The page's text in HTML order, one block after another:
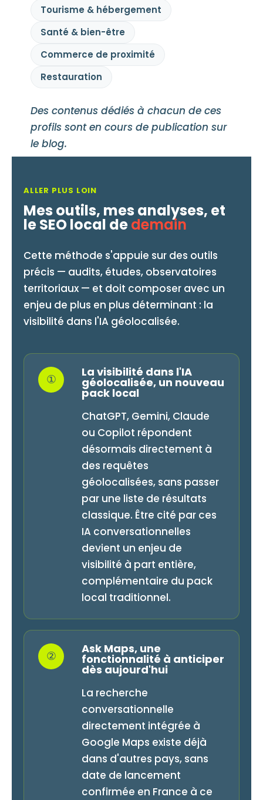
Tourisme & hébergement
Santé & bien-être
Commerce de proximité
Restauration
Des contenus dédiés à chacun de ces
profils sont en cours de publication sur
le blog.
ALLER PLUS LOIN
Mes outils, mes analyses, et
le SEO local dedemain
Cette méthode s'appuie sur des outils
précis — audits, études, observatoires
territoriaux — et doit composer avec un
enjeu de plus en plus déterminant : la
visibilité dans l'IA géolocalisée.
① La visibilité dans l'IA
géolocalisée, un nouveau
pack local
ChatGPT, Gemini, Claude
ou Copilot répondent
désormais directement à
des requêtes
géolocalisées, sans passer
par une liste de résultats
classique. Être cité par ces
IA conversationnelles
devient un enjeu de
visibilité à part entière,
complémentaire du pack
local traditionnel.
② Ask Maps, une
fonctionnalité à anticiper
dès aujourd'hui
La recherche
conversationnelle
directement intégrée à
Google Maps existe déjà
dans d'autres pays, sans
date de lancement
confirmée en France à ce